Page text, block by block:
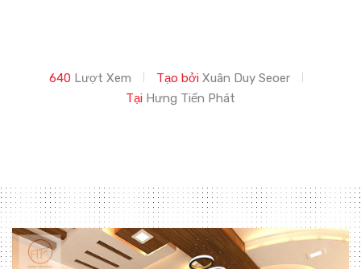
640 Lượt Xem Tạo bởi Xuân Duy Seoer
Tại Hưng Tiến Phát